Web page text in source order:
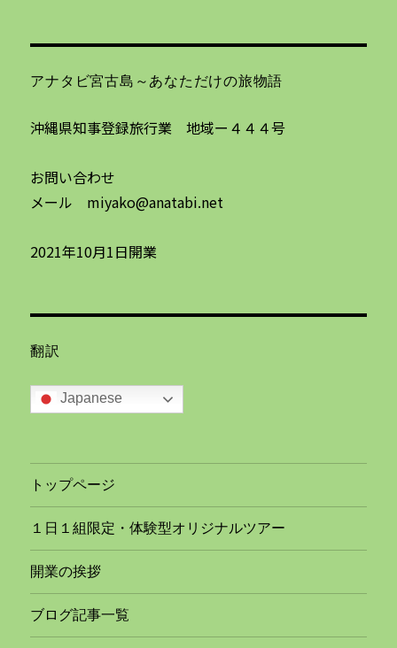
アナタビ宮古島～あなただけの旅物語
沖縄県知事登録旅行業 地域ー４４４号
お問い合わせ
メール miyako@anatabi.net
2021年10月1日開業
翻訳
Japanese
トップページ
１日１組限定・体験型オリジナルツアー
開業の挨拶
ブログ記事一覧